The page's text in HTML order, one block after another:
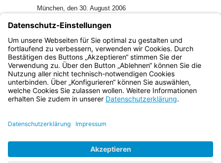
München, den 30. August 2006
Bayerisches Staatsministerium
für Unterricht und Kultus
Siegfried Schneider, Staatsminister
Bayern.de
BayernPortal
Impressum